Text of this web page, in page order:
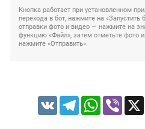
Кнопка работает при установленном
перехода в бот, нажмите на
отправки фото и видео — нажмите на
функцию «Файл», затем отметьте фото
нажмите «Отправить».
VK TelegramWhatsApp
Viber